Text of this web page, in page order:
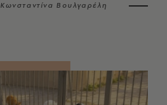
Κωνσταντίνα Βουλγαρέλη